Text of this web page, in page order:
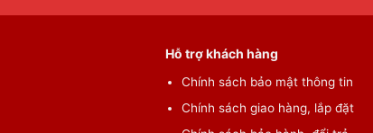
Hỗ trợ khách hàng
Chính sách bảo mật thông tin
Chính sách giao hàng, lắp đặt